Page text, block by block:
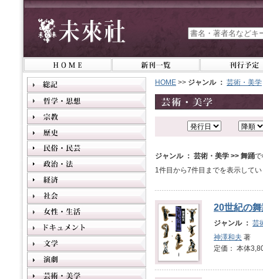
HOME >> ジャンル ： 芸術・美学
ジャンル ： 芸術・美学 >> 舞踊
1件目から7件目までを表示して
20世紀の
ジャンル ： 芸
神澤和夫 著
定価： 本体